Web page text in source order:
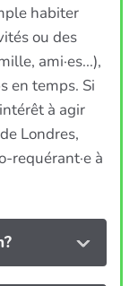
habiter
ou des
ami·es...),
en temps. Si
à agir
Londres,
requérant·e à